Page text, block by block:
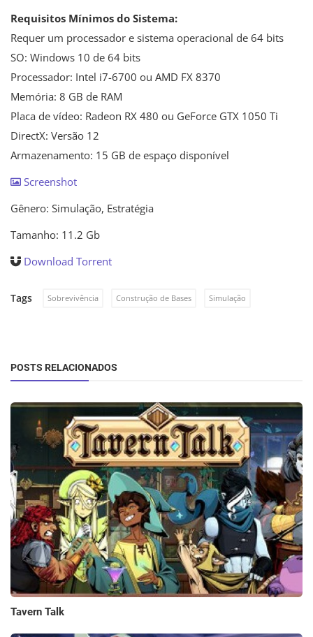
Requisitos Mínimos do Sistema:
Requer um processador e sistema operacional de 64 bits
SO: Windows 10 de 64 bits
Processador: Intel i7-6700 ou AMD FX 8370
Memória: 8 GB de RAM
Placa de vídeo: Radeon RX 480 ou GeForce GTX 1050 Ti
DirectX: Versão 12
Armazenamento: 15 GB de espaço disponível
Screenshot
Gênero: Simulação, Estratégia
Tamanho: 11.2 Gb
Download Torrent
Tags Sobrevivência Construção de Bases Simulação
POSTS RELACIONADOS
Tavern Talk